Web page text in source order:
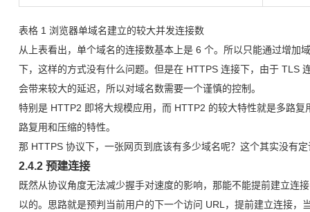
表格 1 浏览器单域名建立的较大并发连接数
从上表看出，单个域名的连接数基本上是 6 个。所以只能通过增加
下，这样的方式没有什么问题。但是在 HTTPS 连接下，由于 TLS
会带来较大的延迟，所以对域名数需要一个谨慎的控制。
特别是 HTTP2 即将大规模应用，而 HTTP2 的较大特性就是多路
路复用和压缩的特性。
那 HTTPS 协议下，一张网页到底该有多少域名呢？这个其实没有
2.4.2 预建连接
既然从协议角度无法减少握手对速度的影响，那能不能提前建立连
以的。思路就是预判当前用户的下一个访问 URL，提前建立连接，